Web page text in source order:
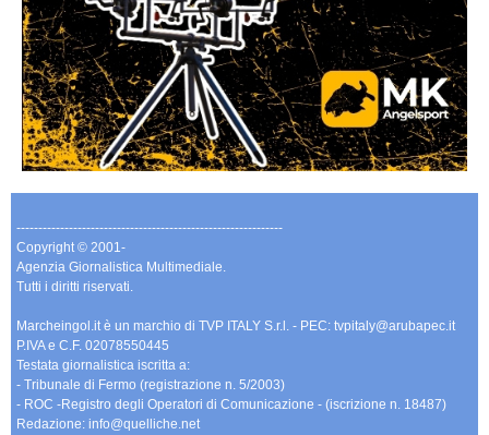
-------------------------------------------------------------
Copyright © 2001-
Agenzia Giornalistica Multimediale.
Tutti i diritti riservati.
Marcheingol.it è un marchio di TVP ITALY S.r.l. - PEC: tvpitaly@arubapec.it
P.IVA e C.F. 02078550445
Testata giornalistica iscritta a:
- Tribunale di Fermo (registrazione n. 5/2003)
- ROC -Registro degli Operatori di Comunicazione - (iscrizione n. 18487)
Redazione: info@quelliche.net